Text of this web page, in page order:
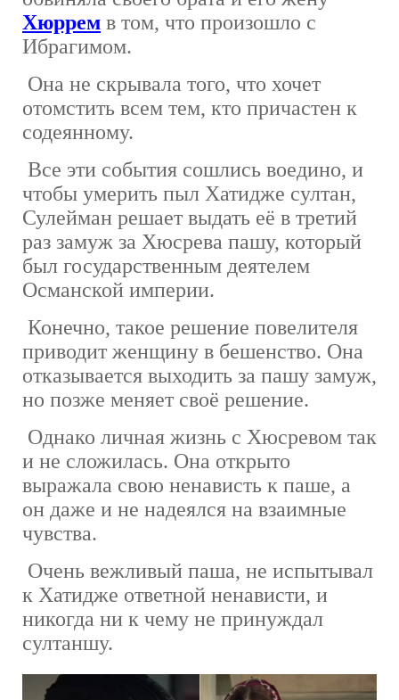
Хюррем в том, что произошло с
Ибрагимом.
Она не скрывала того, что хочет
отомстить всем тем, кто причастен к
содеянному.
Все эти события сошлись воедино, и
чтобы умерить пыл Хатидже султан,
Сулейман решает выдать её в третий
раз замуж за Хюсрева пашу, который
был государственным деятелем
Османской империи.
Конечно, такое решение повелителя
приводит женщину в бешенство. Она
отказывается выходить за пашу замуж,
но позже меняет своё решение.
Однако личная жизнь с Хюсревом так
и не сложилась. Она открыто
выражала свою ненависть к паше, а
он даже и не надеялся на взаимные
чувства.
Очень вежливый паша, не испытывал
к Хатидже ответной ненависти, и
никогда ни к чему не принуждал
султаншу.